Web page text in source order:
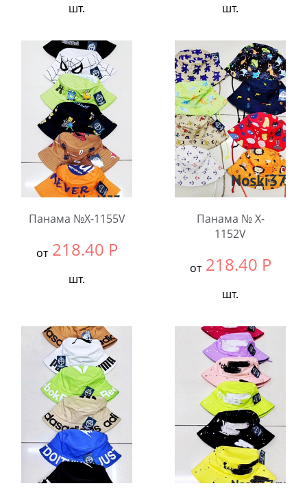
шт.
В упаковке:
Количество:
шт.
54
В упаковке:
5
шт.
Количество:
Панама №X-1155V
от 218.40 Р
шт.
В упаковке:
5
Количество:
Панама № X-
1152V
от 218.40 Р
шт.
В упаковке:
шт.
Количество: